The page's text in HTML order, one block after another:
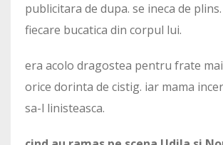
publicitara de dupa. se ineca de
fiecare bucatica din corpul lui.
era acolo dragostea pentru frate
orice dorinta de cistig. iar mama
sa-l linisteasca.